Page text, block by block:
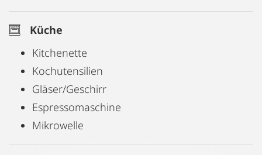
Küche
Kitchenette
Kochutensilien
Gläser/Geschirr
Espressomaschine
Mikrowelle